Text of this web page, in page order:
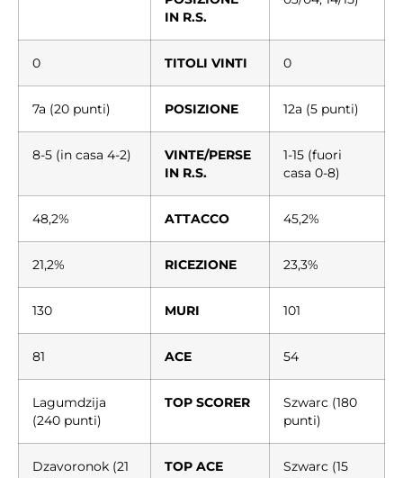
IN R.S.
0 TITOLI VINTI 0
7a (20 punti) POSIZIONE 12a (5 punti)
8-5 (in casa 4-2)
VINTE/PERSE
IN R.S.
1-15 (fuori
casa 0-8)
48,2% ATTACCO 45,2%
21,2% RICEZIONE 23,3%
130 MURI 101
81 ACE 54
Lagumdzija
(240 punti)
TOP SCORER
Szwarc (180
punti)
Dzavoronok (21
TOP ACE
Szwarc (15